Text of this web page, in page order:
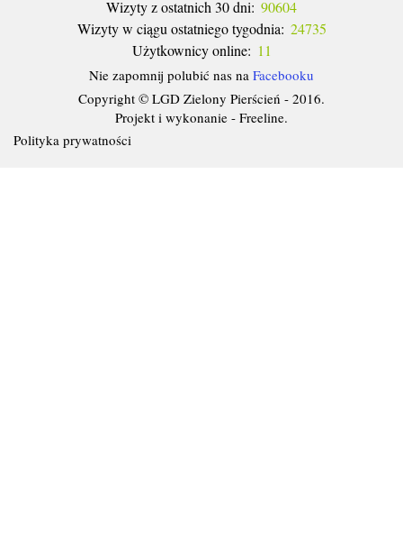
Wizyty z ostatnich 30 dni: 90604
Wizyty w ciągu ostatniego tygodnia: 24735
Użytkownicy online: 11
Nie zapomnij polubić nas na Facebooku
Copyright © LGD Zielony Pierścień - 2016.
Projekt i wykonanie - Freeline.
Polityka prywatności